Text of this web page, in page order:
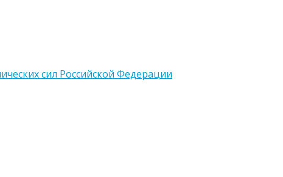
сил Российской Федерации